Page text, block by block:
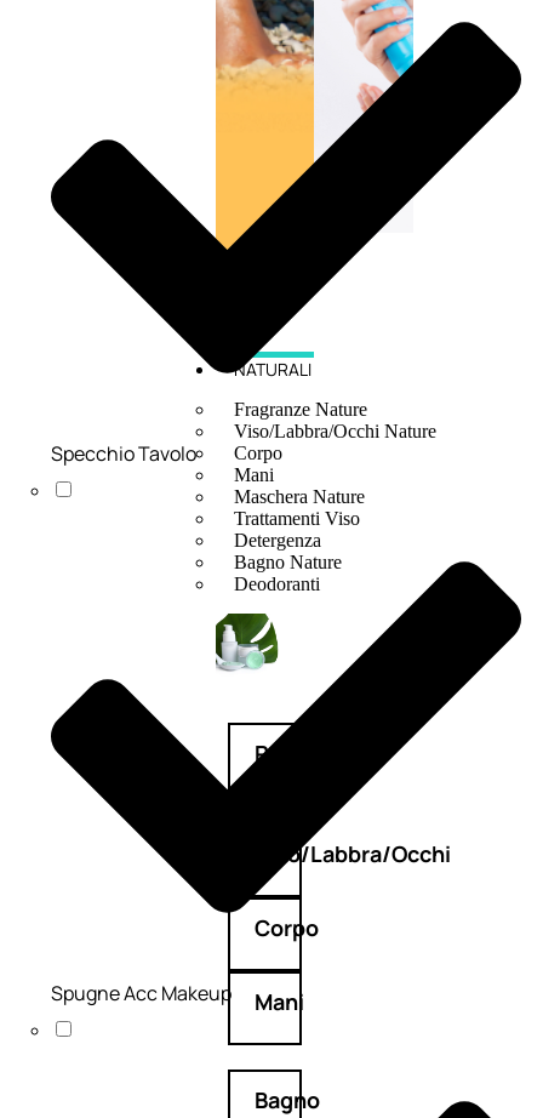
NATURALI
Fragranze Nature
Viso/Labbra/Occhi Nature
Corpo
Mani
Maschera Nature
Trattamenti Viso
Detergenza
Bagno Nature
Deodoranti
Profumi
Viso/Labbra/Occhi
Corpo
Mani
Bagno
Specchio Tavolo
Spugne Acc Makeup